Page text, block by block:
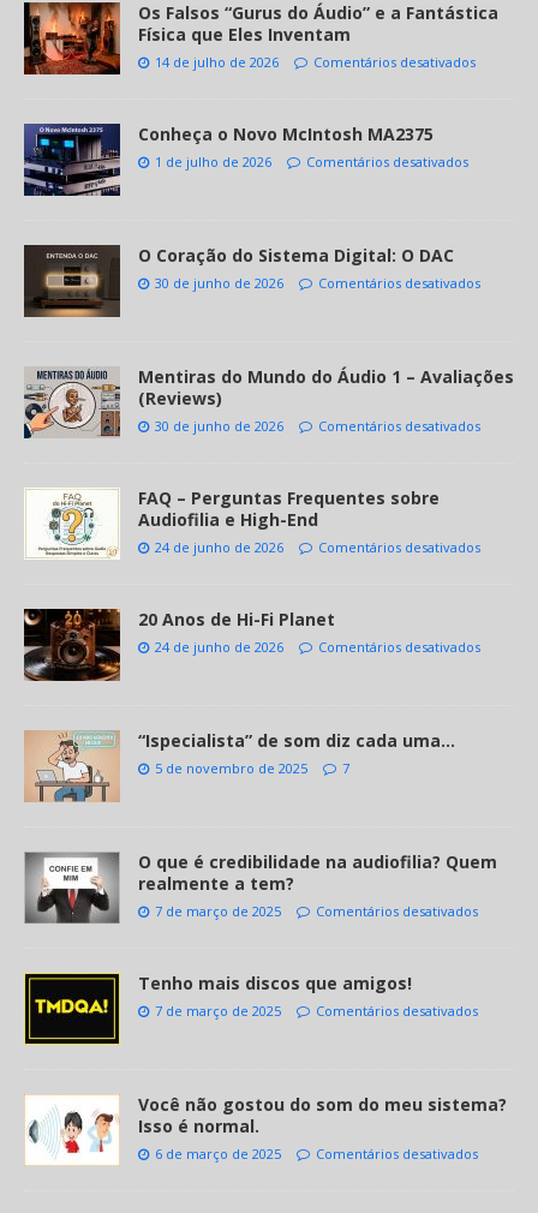
Os Falsos “Gurus do Áudio” e a Fantástica
Física que Eles Inventam
14 de julho de 2026 Comentários desativados
Conheça o Novo McIntosh MA2375
1 de julho de 2026 Comentários desativados
O Coração do Sistema Digital: O DAC
30 de junho de 2026 Comentários desativados
Mentiras do Mundo do Áudio 1 – Avaliações
(Reviews)
30 de junho de 2026 Comentários desativados
FAQ – Perguntas Frequentes sobre
Audiofilia e High-End
24 de junho de 2026 Comentários desativados
20 Anos de Hi-Fi Planet
24 de junho de 2026 Comentários desativados
“Ispecialista” de som diz cada uma…
5 de novembro de 2025 7
O que é credibilidade na audiofilia? Quem
realmente a tem?
7 de março de 2025 Comentários desativados
Tenho mais discos que amigos!
7 de março de 2025 Comentários desativados
Você não gostou do som do meu sistema?
Isso é normal.
6 de março de 2025 Comentários desativados